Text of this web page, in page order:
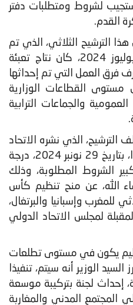
لشروط ومتطلبات دفتر
القدم.
الترشيح الثلاثي، الذي تم
تقديمه للفيفا في 29 يوليوز 2024، كان نتاج تعبئة
فرق العمل التي تم إحداثها
مستوى القطاعات الوزارية
والجماعات الترابية
الترشيح، الذي نشره الاتحاد
الدولي لكرة القدم مؤخرا، بتاريخ 29 نونبر 2024، درجة
الشروط المطلوبة، وذلك
الله، عن منح تنظيم كأس
الثلاثي للمغرب وإسبانيا والبرتغال،
لمجلس الاتحاد الدولي
يكون في مستوى تطلعات
السيد الوزير أنه سيتم، تنفيذا
إحداث لجنة بتركيبة موسعة
المدني والمغاربة